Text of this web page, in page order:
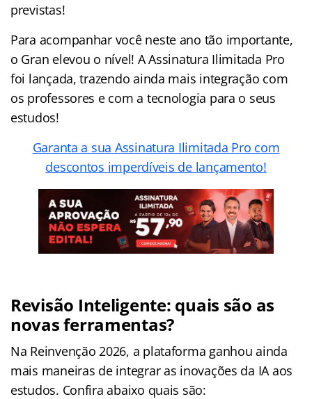
previstas!
Para acompanhar você neste ano tão importante,
o Gran elevou o nível! A Assinatura Ilimitada Pro
foi lançada, trazendo ainda mais integração com
os professores e com a tecnologia para o seus
estudos!
Garanta a sua Assinatura Ilimitada Pro com
descontos imperdíveis de lançamento!
Revisão Inteligente: quais são as
novas ferramentas?
Na Reinvenção 2026, a plataforma ganhou ainda
mais maneiras de integrar as inovações da IA aos
estudos. Confira abaixo quais são: